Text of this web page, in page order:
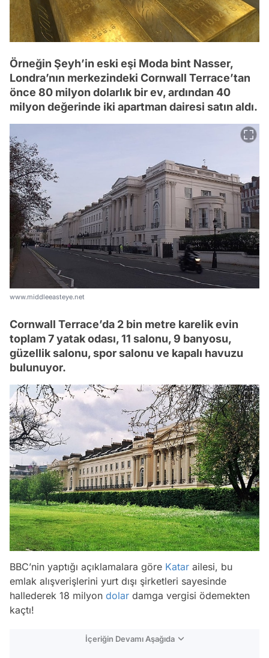
Örneğin Şeyh’in eski eşi Moda bint Nasser,
Londra’nın merkezindeki Cornwall Terrace’tan
önce 80 milyon dolarlık bir ev, ardından 40
milyon değerinde iki apartman dairesi satın aldı.
www.middleeasteye.net
Cornwall Terrace’da 2 bin metre karelik evin
toplam 7 yatak odası, 11 salonu, 9 banyosu,
güzellik salonu, spor salonu ve kapalı havuzu
bulunuyor.
BBC’nin yaptığı açıklamalara göre Katar ailesi, bu
emlak alışverişlerini yurt dışı şirketleri sayesinde
hallederek 18 milyon dolar damga vergisi ödemekten
kaçtı!
İçeriğin Devamı Aşağıda